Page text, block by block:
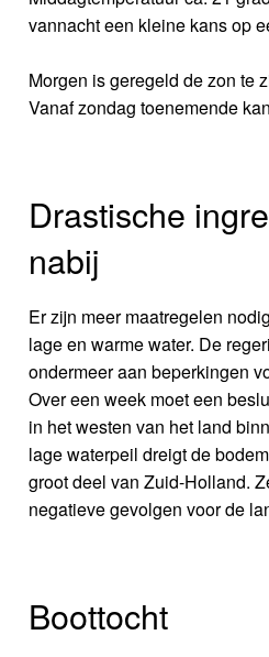
vannacht een kleine kans op
Morgen is geregeld de zon te
Vanaf zondag toenemende
Drastische
nabij
Er zijn meer maatregelen
lage en warme water. De
ondermeer aan beperkingen
Over een week moet een
in het westen van het land
lage waterpeil dreigt de
groot deel van Zuid-Holland.
negatieve gevolgen voor de
Boottocht